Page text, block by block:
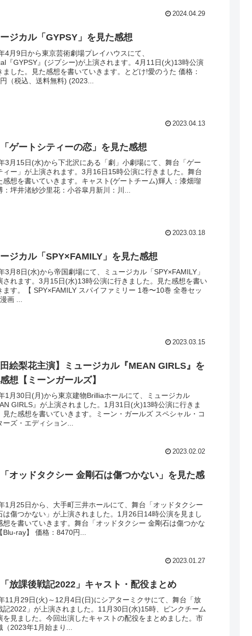
2024.04.29
ジカル「GYPSY」を見た感想
4月9日から東京芸術劇場プレイハウスにて、
『GYPSY』(ジプシー)が上演されます。4月11日(火)13時公演
ました。見た感想を書いていきます。とどけ!愛のうた 価格：
（税込、送料無料) (2023...
2023.04.13
ゲートシティーの恋」を見た感想
3月15日(水)から下北沢にある「劇」小劇場にて、舞台「ゲー
ィー」が上演されます。3月16日15時公演に行きました。舞台
感想を書いていきます。キャスト(ゲートチーム)輝人：漆畑瑠
：坪井渚紗沙里花：小谷皐月新川：川...
2023.03.18
ジカル「SPY×FAMILY」を見た感想
3月8日(水)から帝国劇場にて、ミュージカル「SPY×FAMILY」
されます。3月15日(水)13時公演に行きました。見た感想を書い
ます。【 SPY×FAMILY スパイファミリー 1巻〜10巻 全巻セッ
画 ...
2023.03.15
田絵梨花主演】ミュージカル『MEAN GIRLS』を
想【ミーンガールズ】
1月30日(月)から東京建物Brilliaホールにて、ミュージカル
GIRLS』が上演されました。1月31日(火)13時公演に行きま
見た感想を書いていきます。ミーン・ガールズ スペシャル・コ
ーズ・エディション...
2023.02.02
オッドタクシー 金剛石は傷つかない」を見た感
1月25日から、大手町三井ホールにて、舞台「オッドタクシー
は傷つかない」が上演されました。1月26日14時公演を見まし
想を書いていきます。舞台「オッドタクシー 金剛石は傷つかな
Blu-ray】 価格：8470円...
2023.01.27
放課後戦記2022」キャスト・配役まとめ
11月29日(火)～12月4日(日)にシアターミクサにて、舞台「放
記2022」が上演されました。11月30日(水)15時、ピンクチーム
を見ました。今回出演したキャストの配役をまとめました。市
（2023年1月始まり...